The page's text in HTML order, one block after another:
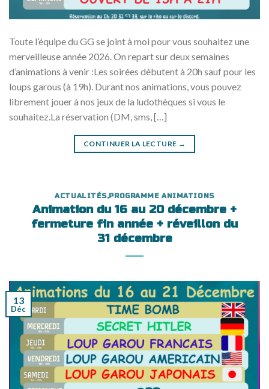
Toute l’équipe du GG se joint à moi pour vous souhaitez une
merveilleuse année 2026. On repart sur deux semaines
d’animations à venir :Les soirées débutent à 20h sauf pour les
loups garous (à 19h). Durant nos animations, vous pouvez
librement jouer à nos jeux de la ludothèques si vous le
souhaitez.La réservation (DM, sms, […]
CONTINUER LA LECTURE →
ACTUALITÉS,PROGRAMME ANIMATIONS
Animation du 16 au 20 décembre +
fermeture fin année + réveillon du
31 décembre
13
Déc